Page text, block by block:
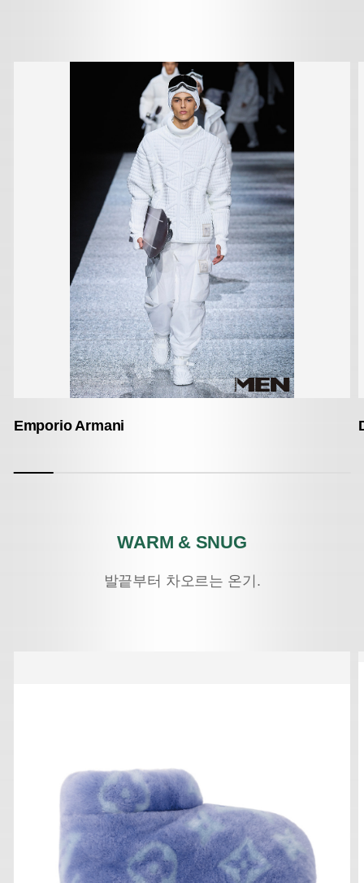
Emporio Armani
WARM & SNUG
발끝부터 차오르는 온기.